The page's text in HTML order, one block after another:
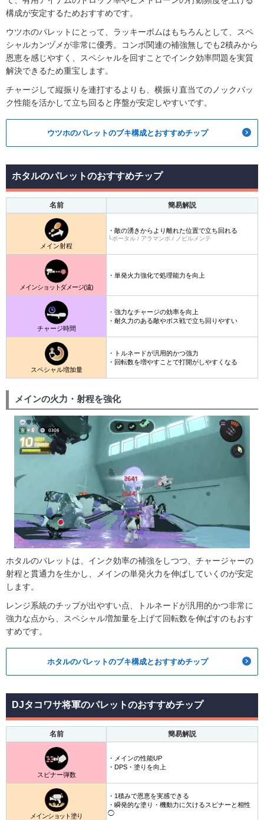
構成が安定するためおすすめです。
ウツホのパレットにとって、ラッキーボムはもちろんとして、スペ
シャルカンヅメが非常に優秀。コンボ関連の補強無しでも2積みから
恩恵を感じやすく、スペシャルを回すことでインク効率問題を実質
解決できるため重宝します。
チャージして縦振りを連打するよりも、横振り直当てのノックバッ
ク性能を活かして立ち回ると序盤が安定しやすいです。
ウツホのパレットのブキ構成とおすすめチップ
ホタルのパレットのおすすめチップ
名前 簡易解説
メイン射程
・敵の湧きからより離れた位置で立ち回れる
└ポータル / アラマンボ / ノビルメンテ
メインショットダメージ(遠)
・単発火力強化で処理能力を向上
チャージ時間
・強力なチャージの効率を向上
・耐久力のある敵やボス戦で立ち回りやすい
スペシャル増加量
・トルネードが汎用的かつ強力
・回転数を増やすことで打開がしやすくなる
メインの火力・射程を強化
ホタルのパレットは、インク効率の補強をしつつ、チャージャーの
射程と貫通力を生かし、メインの単発火力を伸ばしていくのが安定
します。
レンジ系統のチップが出やすい点、トルネードが汎用的かつ非常に
強力な点から、スペシャル増加量を上げて回転数を伸ばすのもおす
すめです。
ホタルのパレットのブキ構成とおすすめチップ
DJタコワサ将軍のパレットのおすすめチップ
名前 簡易解説
スピナー弾数
・メインの性能UP
・DPS・塗りを向上
メインショット塗り
・1積みで恩恵を実感できる
・瞬発的な塗り・機動力に欠けるスピナーと相性
◯